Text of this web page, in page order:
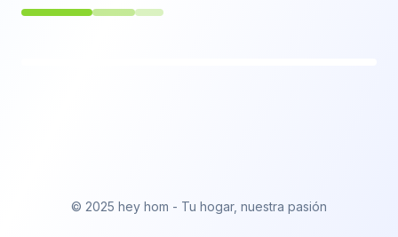
© 2025 hey hom - Tu hogar, nuestra pasión